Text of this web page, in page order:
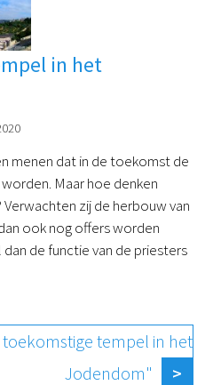
in het
menen dat in de toekomst de
Maar hoe denken
zij de herbouw van
ook nog offers worden
de functie van de priesters
tempel in het
Jodendom"